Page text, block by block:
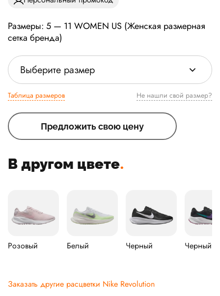
Размеры: 5 — 11 WOMEN US (Женская размерная
сетка бренда)
Выберите размер
Таблица размеров Не нашли свой размер?
Предложить свою цену
В другом цвете.
Розовый Белый Черный Черный
Заказать другие расцветки Nike Revolution